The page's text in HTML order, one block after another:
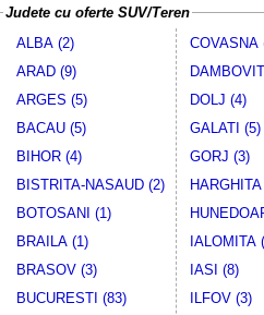
Judete cu oferte SUV/Teren
ALBA (2)
ARAD (9)
ARGES (5)
BACAU (5)
BIHOR (4)
BISTRITA-NASAUD (2)
BOTOSANI (1)
BRAILA (1)
BRASOV (3)
BUCURESTI (83)
COVASNA
DOLJ (4)
GALATI (5)
GORJ (3)
IALOMITA
IASI (8)
ILFOV (3)